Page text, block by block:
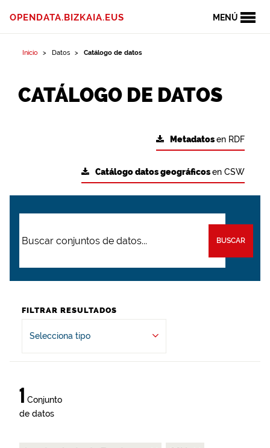
MENÚ
OPENDATA.BIZKAIA.EUS
Inicio Datos Catálogo de datos
CATÁLOGO DE DATOS
Metadatosen RDF
Catálogo datos geográficosen CSW
BUSCAR
FILTRAR RESULTADOS
Selecciona tipo
1 Conjunto
de datos